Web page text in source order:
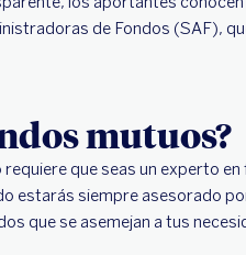
de Fondos (SAF),
mutuos?
requiere que seas un experto
estarás siempre asesorado
que se asemejan a tus